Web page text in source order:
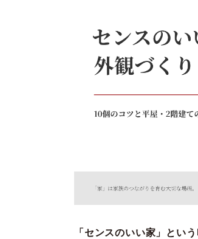
「センスのいい家」とい